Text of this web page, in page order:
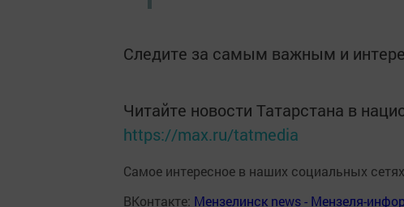
Следите за самым важным и
Читайте новости Татарстана в
https://max.ru/tatmedia
Самое интересное в наших социальных
ВКонтакте: Мензелинск news - Мензеля-